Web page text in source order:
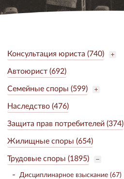
Консультация юриста (740)
Автоюрист (692)
Семейные споры (599)
Наследство (476)
Защита прав потребителей (374)
Жилищные споры (654)
Трудовые споры (1895)
Дисциплинарное взыскание (67)